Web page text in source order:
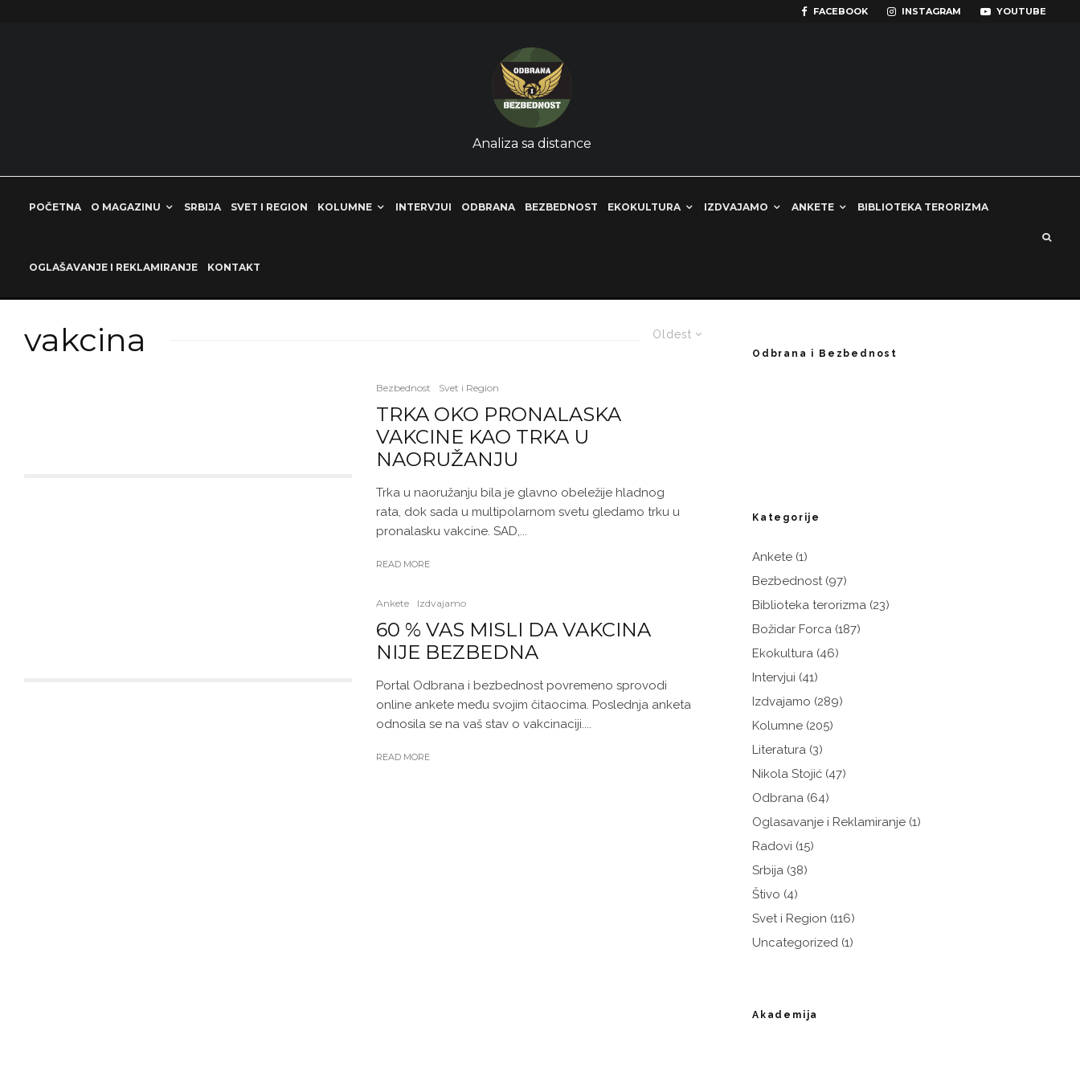
FACEBOOK INSTAGRAM YOUTUBE
Analiza sa distance
POČETNA O MAGAZINU SRBIJA SVET I REGION KOLUMNE INTERVJUI ODBRANA BEZBEDNOST EKOKULTURA IZDVAJAMO ANKETE BIBLIOTEKA TERORIZMA
OGLAŠAVANJE I REKLAMIRANJE KONTAKT
Oldest
vakcina
Bezbednost Svet i Region
TRKA OKO PRONALASKA
VAKCINE KAO TRKA U
NAORUŽANJU
Trka u naoružanju bila je glavno obeležije hladnog
rata, dok sada u multipolarnom svetu gledamo trku u
pronalasku vakcine. SAD,...
READ MORE
Ankete Izdvajamo
60 % VAS MISLI DA VAKCINA
NIJE BEZBEDNA
Portal Odbrana i bezbednost povremeno sprovodi
online ankete među svojim čitaocima. Poslednja anketa
odnosila se na vaš stav o vakcinaciji....
READ MORE
Odbrana i Bezbednost
Kategorije
Ankete (1)
Bezbednost(97)
Biblioteka terorizma (23)
Božidar Forca (187)
Ekokultura (46)
Intervjui (41)
Izdvajamo (289)
Kolumne (205)
Literatura (3)
Nikola Stojić (47)
Odbrana (64)
Oglasavanje i Reklamiranje (1)
Radovi (15)
Srbija (38)
Štivo (4)
Svet i Region (116)
Uncategorized (1)
Akademija